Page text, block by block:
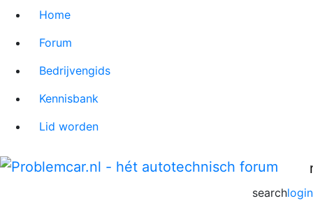
Home
Forum
Bedrijvengids
Kennisbank
Lid worden
login
search